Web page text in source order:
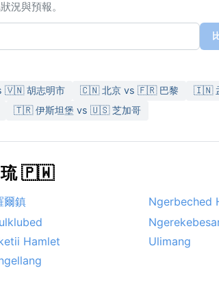
況與預報。
🇻🇳 胡志明市 🇨🇳 北京 vs 🇫🇷 巴黎
🇮🇳
🇹🇷 伊斯坦堡 vs 🇺🇸 芝加哥
琉 🇵🇼
爾鎮 Ngerbeched
Hamlet Ulimang